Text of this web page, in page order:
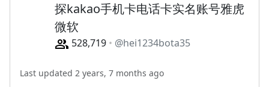
探kakao手机卡电话卡实名账号雅虎
微软
528,719 @hei1234bota35
Last updated 2 years, 7 months ago